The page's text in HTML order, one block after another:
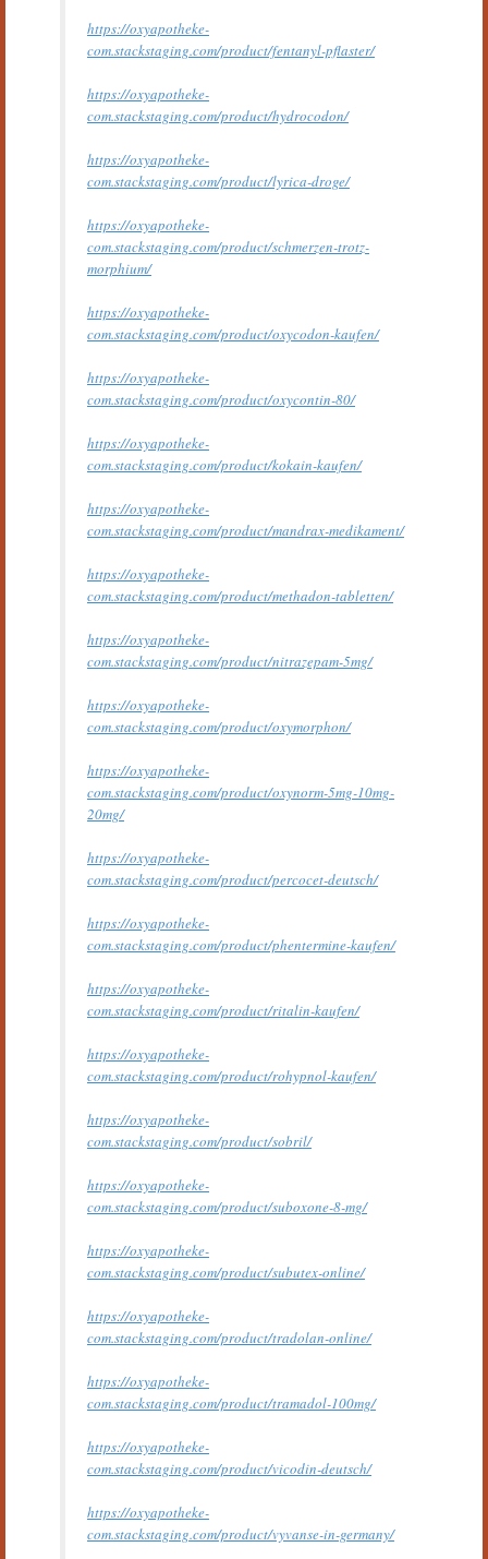
https://oxyapotheke-
com.stackstaging.com/product/fentanyl-pflaster/
https://oxyapotheke-
com.stackstaging.com/product/hydrocodon/
https://oxyapotheke-
com.stackstaging.com/product/lyrica-droge/
https://oxyapotheke-
com.stackstaging.com/product/schmerzen-trotz-
morphium/
https://oxyapotheke-
com.stackstaging.com/product/oxycodon-kaufen/
https://oxyapotheke-
com.stackstaging.com/product/oxycontin-80/
https://oxyapotheke-
com.stackstaging.com/product/kokain-kaufen/
https://oxyapotheke-
com.stackstaging.com/product/mandrax-medikament/
https://oxyapotheke-
com.stackstaging.com/product/methadon-tabletten/
https://oxyapotheke-
com.stackstaging.com/product/nitrazepam-5mg/
https://oxyapotheke-
com.stackstaging.com/product/oxymorphon/
https://oxyapotheke-
com.stackstaging.com/product/oxynorm-5mg-10mg-
20mg/
https://oxyapotheke-
com.stackstaging.com/product/percocet-deutsch/
https://oxyapotheke-
com.stackstaging.com/product/phentermine-kaufen/
https://oxyapotheke-
com.stackstaging.com/product/ritalin-kaufen/
https://oxyapotheke-
com.stackstaging.com/product/rohypnol-kaufen/
https://oxyapotheke-
com.stackstaging.com/product/sobril/
https://oxyapotheke-
com.stackstaging.com/product/suboxone-8-mg/
https://oxyapotheke-
com.stackstaging.com/product/subutex-online/
https://oxyapotheke-
com.stackstaging.com/product/tradolan-online/
https://oxyapotheke-
com.stackstaging.com/product/tramadol-100mg/
https://oxyapotheke-
com.stackstaging.com/product/vicodin-deutsch/
https://oxyapotheke-
com.stackstaging.com/product/vyvanse-in-germany/